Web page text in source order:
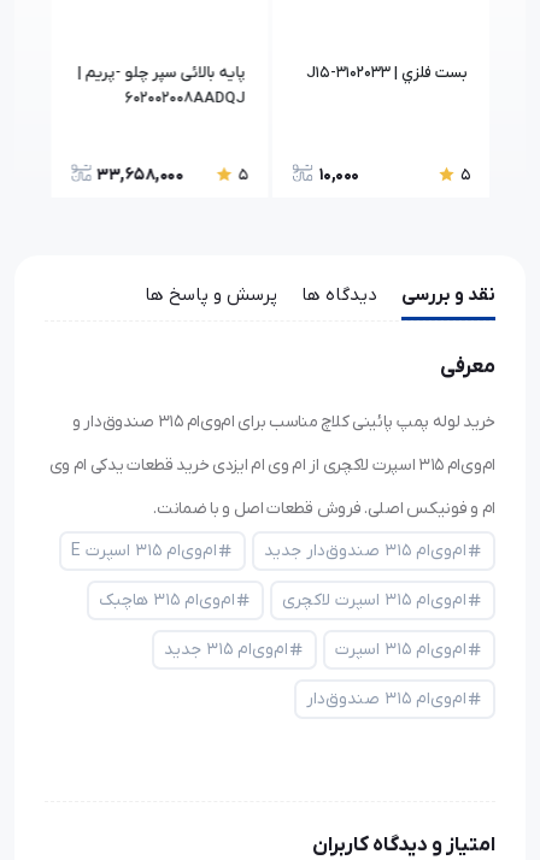
بست فلزي | J15-3102033
5
10,000
پایه بالائی سپر چلو -پریم |
602002008AADQJ
5
33,658,000
نقد و بررسی دیدگاه ها پرسش و پاسخ ها
معرفی
خرید لوله پمپ پائینی کلاچ مناسب برای ام‌وی‌ام ۳۱۵ صندوق‌دار و
ام‌وی‌ام ۳۱۵ اسپرت لاکچری از ام وی ام ایزدی خرید قطعات یدکی ام وی
ام و فونیکس اصلی. فروش قطعات اصل و با ضمانت.
ام‌وی‌ام ۳۱۵ صندوق‌دار جدید
ام‌وی‌ام ۳۱۵ اسپرت E
ام‌وی‌ام ۳۱۵ اسپرت لاکچری ام‌وی‌ام ۳۱۵ هاچبک
ام‌وی‌ام ۳۱۵ اسپرت ام‌وی‌ام ۳۱۵ جدید
ام‌وی‌ام ۳۱۵ صندوق‌دار
امتیاز و دیدگاه کاربران